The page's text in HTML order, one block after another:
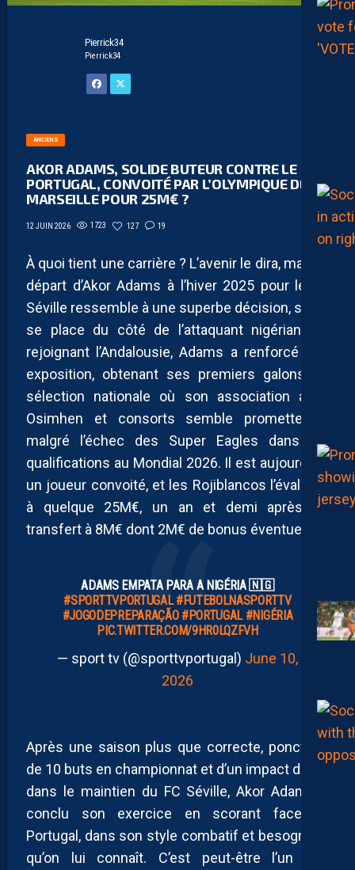
Pierrick34
Pierrick34
ANCIENS
AKOR ADAMS, SOLIDE BUTEUR CONTRE LE
PORTUGAL, CONVOITÉ PAR L’OLYMPIQUE DE
MARSEILLE POUR 25M€ ?
12 JUIN 2026 1723 127 19
À quoi tient une carrière ? L’avenir le dira, mais le
départ d’Akor Adams à l’hiver 2025 pour le FC
Séville ressemble à une superbe décision, si l’on
se place du côté de l’attaquant nigérian. En
rejoignant l’Andalousie, Adams a renforcé son
exposition, obtenant ses premiers galons en
sélection nationale où son association avec
Osimhen et consorts semble prometteuse,
malgré l’échec des Super Eagles dans les
qualifications au Mondial 2026. Il est aujourd’hui
un joueur convoité, et les Rojiblancos l’évaluent
à quelque 25M€, un an et demi après un
transfert à 8M€ dont 2M€ de bonus éventuels.
ADAMS EMPATA PARA A NIGÉRIA 🇳🇬
#SPORTTVPORTUGAL #FUTEBOLNASPORTTV
#JOGODEPREPARAÇÃO #PORTUGAL #NIGÉRIA
PIC.TWITTER.COM/9HR0LQZFVH
— sport tv (@sporttvportugal) June 10,
2026
Après une saison plus que correcte, ponctuée
de 10 buts en championnat et d’un impact direct
dans le maintien du FC Séville, Akor Adams a
conclu son exercice en scorant face au
Portugal, dans son style combatif et besogneux
qu’on lui connaît. C’est peut-être l’un des